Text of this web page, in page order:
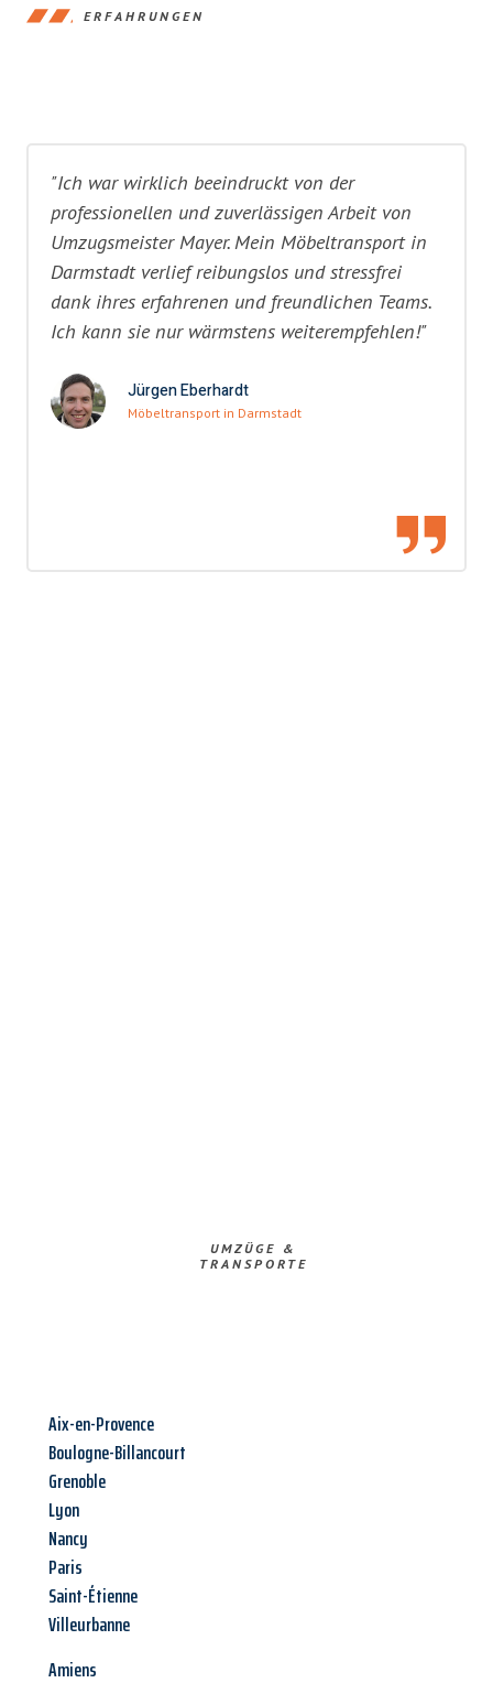
ERFAHRUNGEN
"Ich war wirklich beeindruckt von der
professionellen und zuverlässigen Arbeit von
Umzugsmeister Mayer. Mein Möbeltransport in
Darmstadt verlief reibungslos und stressfrei
dank ihres erfahrenen und freundlichen Teams.
Ich kann sie nur wärmstens weiterempfehlen!"
Jürgen Eberhardt
Möbeltransport in Darmstadt
UMZÜGE &
TRANSPORTE
Aix-en-Provence
Boulogne-Billancourt
Grenoble
Lyon
Nancy
Paris
Saint-Étienne
Villeurbanne
Amiens